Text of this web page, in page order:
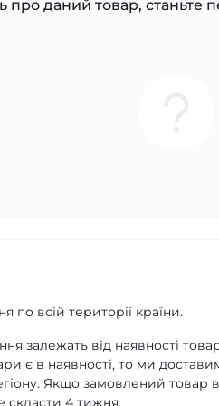
про даний товар, станьте
по всій території країни.
залежать від наявності
є в наявності, то ми
Якщо замовлений товар
скласти 4 тижня.